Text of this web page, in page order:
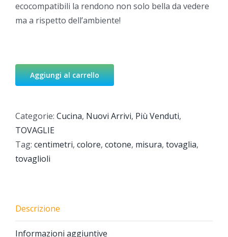
ecocompatibili la rendono non solo bella da vedere
ma a rispetto dell’ambiente!
Aggiungi al carrello
Categorie: Cucina, Nuovi Arrivi, Più Venduti,
TOVAGLIE
Tag: centimetri, colore, cotone, misura, tovaglia,
tovaglioli
Descrizione
Informazioni aggiuntive